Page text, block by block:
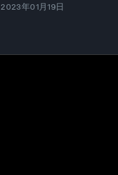
2023年01月19日